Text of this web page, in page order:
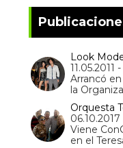
Look
Arrancó
la
Orquesta
Viene
en el